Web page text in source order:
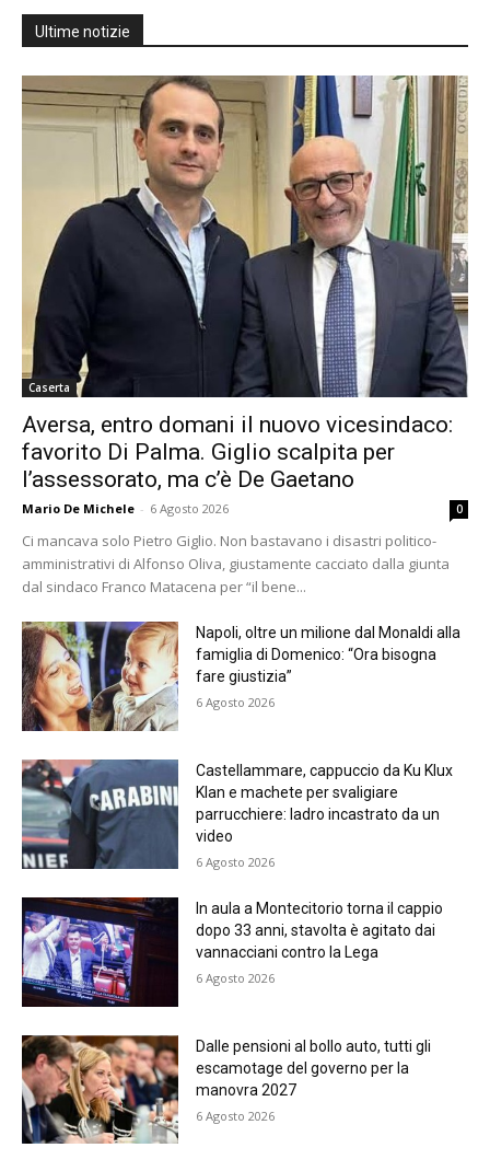
Ultime notizie
Caserta
Aversa, entro domani il nuovo vicesindaco:
favorito Di Palma. Giglio scalpita per
l’assessorato, ma c’è De Gaetano
Mario De Michele - 6 Agosto 2026 0
Ci mancava solo Pietro Giglio. Non bastavano i disastri politico-
amministrativi di Alfonso Oliva, giustamente cacciato dalla giunta
dal sindaco Franco Matacena per “il bene...
Napoli, oltre un milione dal Monaldi alla
famiglia di Domenico: “Ora bisogna
fare giustizia”
6 Agosto 2026
Castellammare, cappuccio da Ku Klux
Klan e machete per svaligiare
parrucchiere: ladro incastrato da un
video
6 Agosto 2026
In aula a Montecitorio torna il cappio
dopo 33 anni, stavolta è agitato dai
vannacciani contro la Lega
6 Agosto 2026
Dalle pensioni al bollo auto, tutti gli
escamotage del governo per la
manovra 2027
6 Agosto 2026